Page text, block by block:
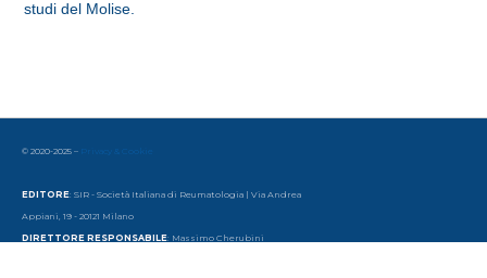
studi del Molise.
© 2020-2025 – Privacy & Cookie
EDITORE: SIR - Società Italiana di Reumatologia | Via Andrea
Appiani, 19 - 20121 Milano
DIRETTORE RESPONSABILE: Massimo Cherubini